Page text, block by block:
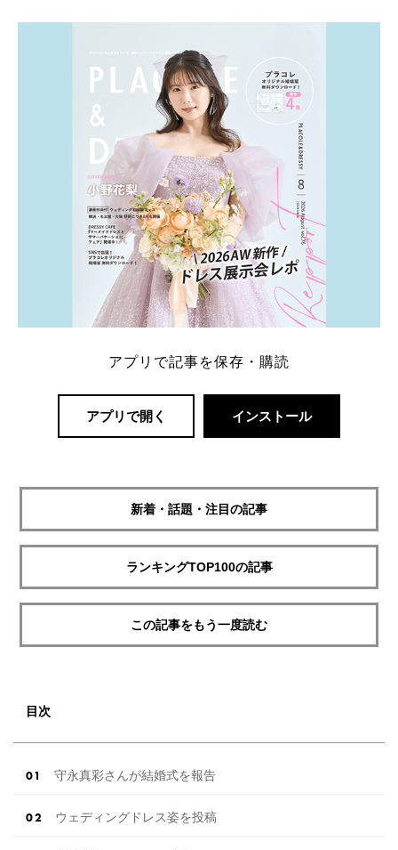
アプリで記事を保存・購読
アプリで開く インストール
新着・話題・注目の記事
ランキングTOP100の記事
この記事をもう一度読む
目次
守永真彩さんが結婚式を報告
ウェディングドレス姿を投稿